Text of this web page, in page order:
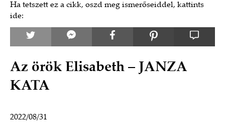
Ha tetszett ez a cikk, oszd meg ismerőseiddel, kattints
ide:
Az örök Elisabeth – JANZA
KATA
2022/08/31